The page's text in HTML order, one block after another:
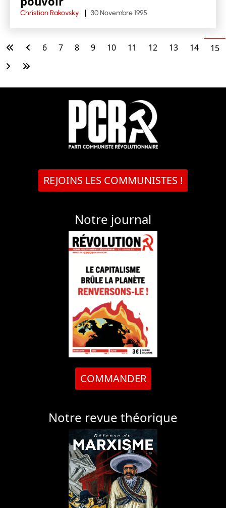
Christian Rakovsky 30 Novembre 1995
6 7 8 9 10 11 12 13 14 15
REJOINS LES COMMUNISTES !
Notre journal
COMMANDER
Notre revue théorique